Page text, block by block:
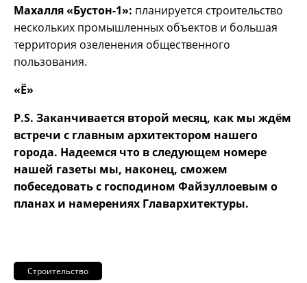
Махалля «Бустон-1»: планируется строительство
нескольких промышленных объектов и большая
территория озеленения общественного
пользования.
«Ё»
P.S. Заканчивается второй месяц, как мы ждём
встречи с главным архитектором нашего
города. Надеемся что в следующем номере
нашей газеты мы, наконец, сможем
побеседовать с господином Файзуллоевым о
планах и намерениях Главархитектуры.
Строительство